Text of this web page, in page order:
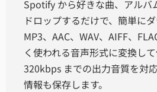
Spotify から好きな曲、アルバ
ドロップするだけで、簡単にダ
MP3、AAC、WAV、AIFF、
く使われる音声形式に変換して
320kbps までの出力音質を対
情報も保存します。